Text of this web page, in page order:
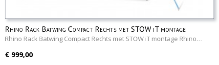
Rhino Rack Batwing Compact Rechts met STOW iT montage
Rhino Rack Batwing Compact Rechts met STOW iT montage Rhino…
€ 999,00